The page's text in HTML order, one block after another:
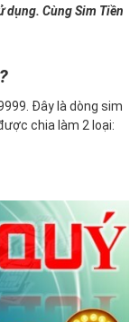
Cùng Sim Tiền
Đây là dòng sim
chia làm 2 loại: